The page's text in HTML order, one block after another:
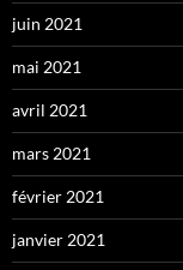
juin 2021
mai 2021
avril 2021
mars 2021
février 2021
janvier 2021